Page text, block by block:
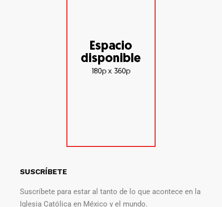
SUSCRÍBETE
Suscríbete para estar al tanto de lo que acontece en la
Iglesia Católica en México y el mundo.